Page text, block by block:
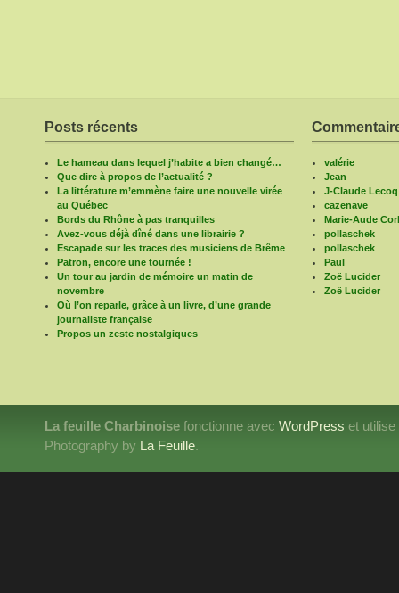
Posts récents
Le hameau dans lequel j’habite a bien changé…
Que dire à propos de l’actualité ?
La littérature m’emmène faire une nouvelle virée
au Québec
Bords du Rhône à pas tranquilles
Avez-vous déjà dîné dans une librairie ?
Escapade sur les traces des musiciens de Brême
Patron, encore une tournée !
Un tour au jardin de mémoire un matin de
novembre
Où l’on reparle, grâce à un livre, d’une grande
journaliste française
Propos un zeste nostalgiques
valérie
Jean
J-Claude Lecoq
cazenave
Marie-Aude
pollaschek
pollaschek
Paul
Zoë Lucider
Zoë Lucider
La feuille Charbinoise fonctionne avec WordPress et
Photography by La Feuille.